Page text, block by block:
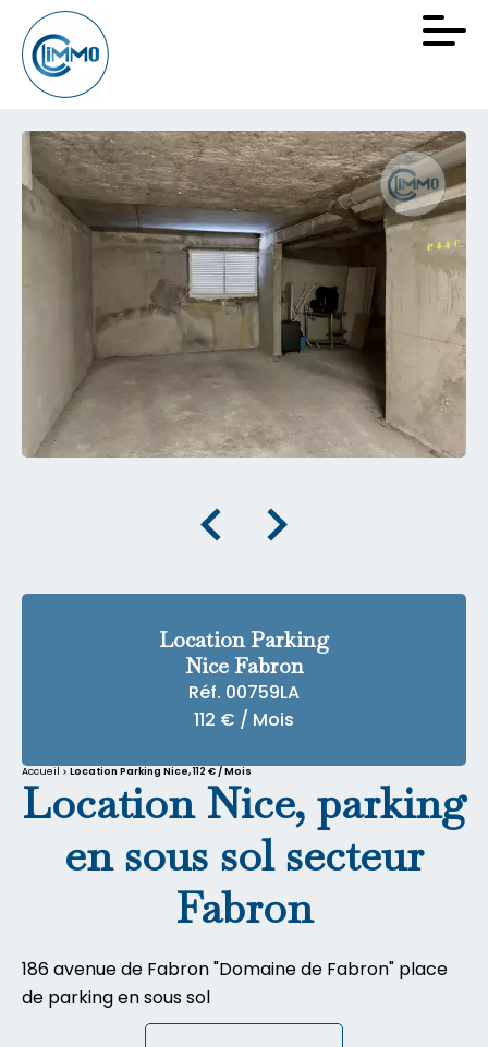
Location Parking
Nice Fabron
Réf. 00759LA
112 € / Mois
Accueil Location Parking Nice, 112 € / Mois
Location Nice, parking
en sous sol secteur
Fabron
186 avenue de Fabron "Domaine de Fabron" place
de parking en sous sol